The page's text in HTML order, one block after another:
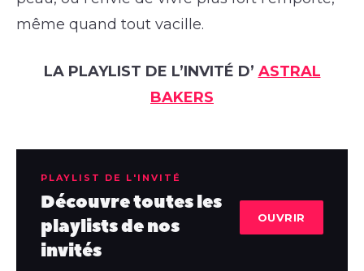
même quand tout vacille.
LA PLAYLIST DE L’INVITÉ D’ ASTRAL
BAKERS
PLAYLIST DE L'INVITÉ
Découvre toutes les
playlists de nos
invités
OUVRIR